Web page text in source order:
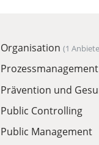
Organisation (1
Prozessmanagement
Prävention und
Public Controlling
Public Management